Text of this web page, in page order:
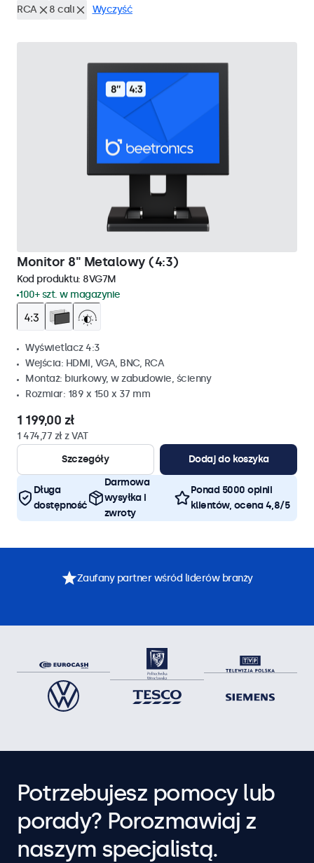
RCA 8 cali Wyczyść
Monitor 8" Metalowy (4:3)
Kod produktu: 8VG7M
100+ szt. w magazynie
Wyświetlacz 4:3
Wejścia: HDMI, VGA, BNC, RCA
Montaż: biurkowy, w zabudowie, ścienny
Rozmiar: 189 x 150 x 37 mm
1 199,00 zł
1 474,77 zł z VAT
Szczegóły
Dodaj do koszyka
Długa
dostępność
Darmowa
wysyłka i
zwroty
Ponad 5000 opinii
klientów, ocena 4,8/5
Zaufany partner wśród liderów branży
Potrzebujesz pomocy lub
porady? Porozmawiaj z
naszym specjalistą.